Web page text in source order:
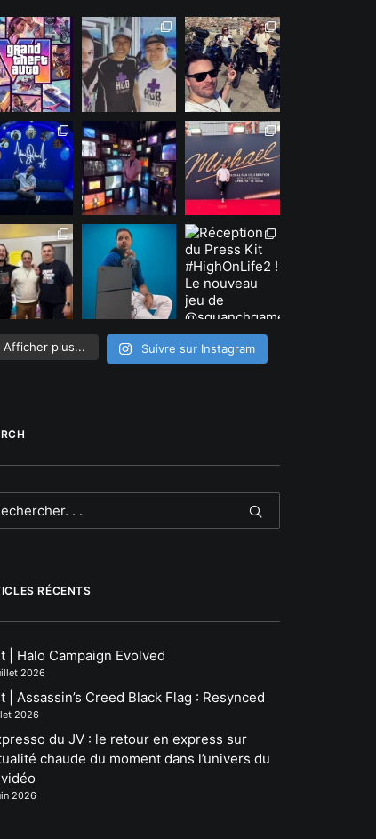
Afficher plus... Suivre sur Instagram
RÉCENTS
| Halo Campaign Evolved
2026
| Assassin’s Creed Black Flag : Resynced
2026
du JV : le retour en express sur
chaude du moment dans l’univers du
2026